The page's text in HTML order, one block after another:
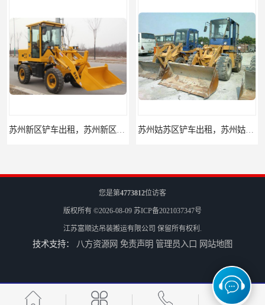
太仓升降机出租，太仓升降平台出租
您是第4773812位访客
版权所有 ©2026-08-09 苏ICP备2021037347号
江苏富顺达吊装搬运有限公司 保留所有权利.
技术支持： 八方资源网 免责声明 管理员入口 网站地图